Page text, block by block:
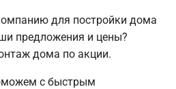
для постройки дома
предложения и цены?
дома по акции.
с быстрым